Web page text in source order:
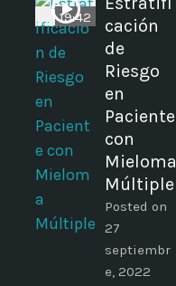
19:42
cación
de
Riesgo
en
Paciente
con
Mieloma
Múltiple
Posted on
27
septiembr
e, 2022